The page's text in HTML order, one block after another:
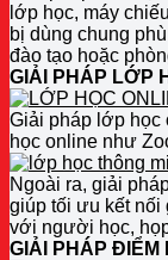
lớp học, máy
bị dùng chung
đào tạo hoặc
GIẢI PHÁP LỚP
Giải pháp lớp học
học online như
Ngoài ra, giải
giúp tối ưu kết nối
với người học,
GIẢI PHÁP ĐIỂM